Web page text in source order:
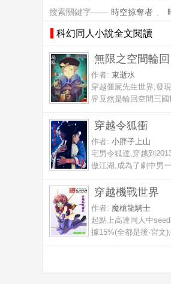
搜索關鍵字—— 時空掠奪者 、
科幻同人小說全文閱讀
無限之空間輪回
作者: 東逝水
穿越僵屍先生世界,發
界竟然是輪回空間三
穿越令狐衝
作者: 小胖子上山
宅男令狐達,穿越到
傲江湖,成為了劇中男
穿越機戰世界
作者: 魔槍龍騎士
起點上高達同人中
據15%(全都是後·宮文